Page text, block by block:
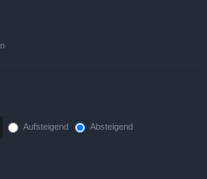
Aufsteigend
Absteigend